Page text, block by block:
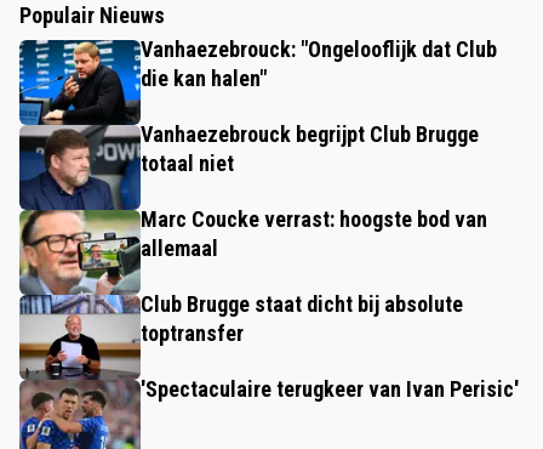
Populair Nieuws
Vanhaezebrouck: "Ongelooflijk dat Club
die kan halen"
Vanhaezebrouck begrijpt Club Brugge
totaal niet
Marc Coucke verrast: hoogste bod van
allemaal
Club Brugge staat dicht bij absolute
toptransfer
'Spectaculaire terugkeer van Ivan Perisic'